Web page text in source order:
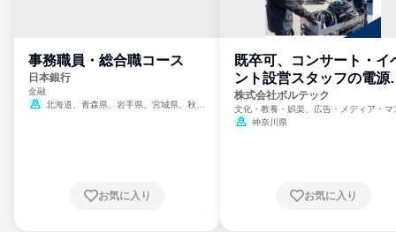
事務職員・総合職コース
日本銀行
金融
北海道、青森県、岩手県、宮城県、秋田
崎県、熊本県、大分県、宮崎県、鹿児島県、
お気に入り
既卒可、コンサート・イ
ント設営スタッフの電源
門
株式会社ボルテック
文化・教養・娯楽、広告・メディア・マ
ミ、電力・ガス・水道・エネルギー
神奈川県
お気に入り